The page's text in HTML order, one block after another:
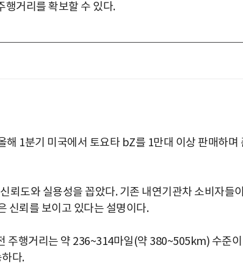
거리를 확보할 수 있다.
1분기 미국에서 토요타 bZ를 1만대 이상 판매하며
뢰도와 실용성을 꼽았다. 기존 내연기관차 소비자들
신뢰를 보이고 있다는 설명이다.
주행거리는 약 236~314마일(약 380~505km) 수준이
다.